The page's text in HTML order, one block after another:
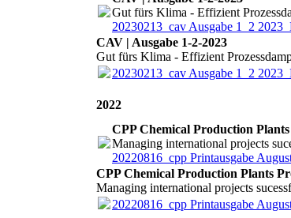
Gut fürs Klima - Effizient
20230213_cav Ausgabe 1_2
CAV | Ausgabe 1-2-2023
Gut fürs Klima - Effizient
20230213_cav Ausgabe 1_2
2022
CPP Chemical Production
Managing international projects
20220816_cpp Printausgabe
CPP Chemical Production Plants
Managing international projects
20220816_cpp Printausgabe